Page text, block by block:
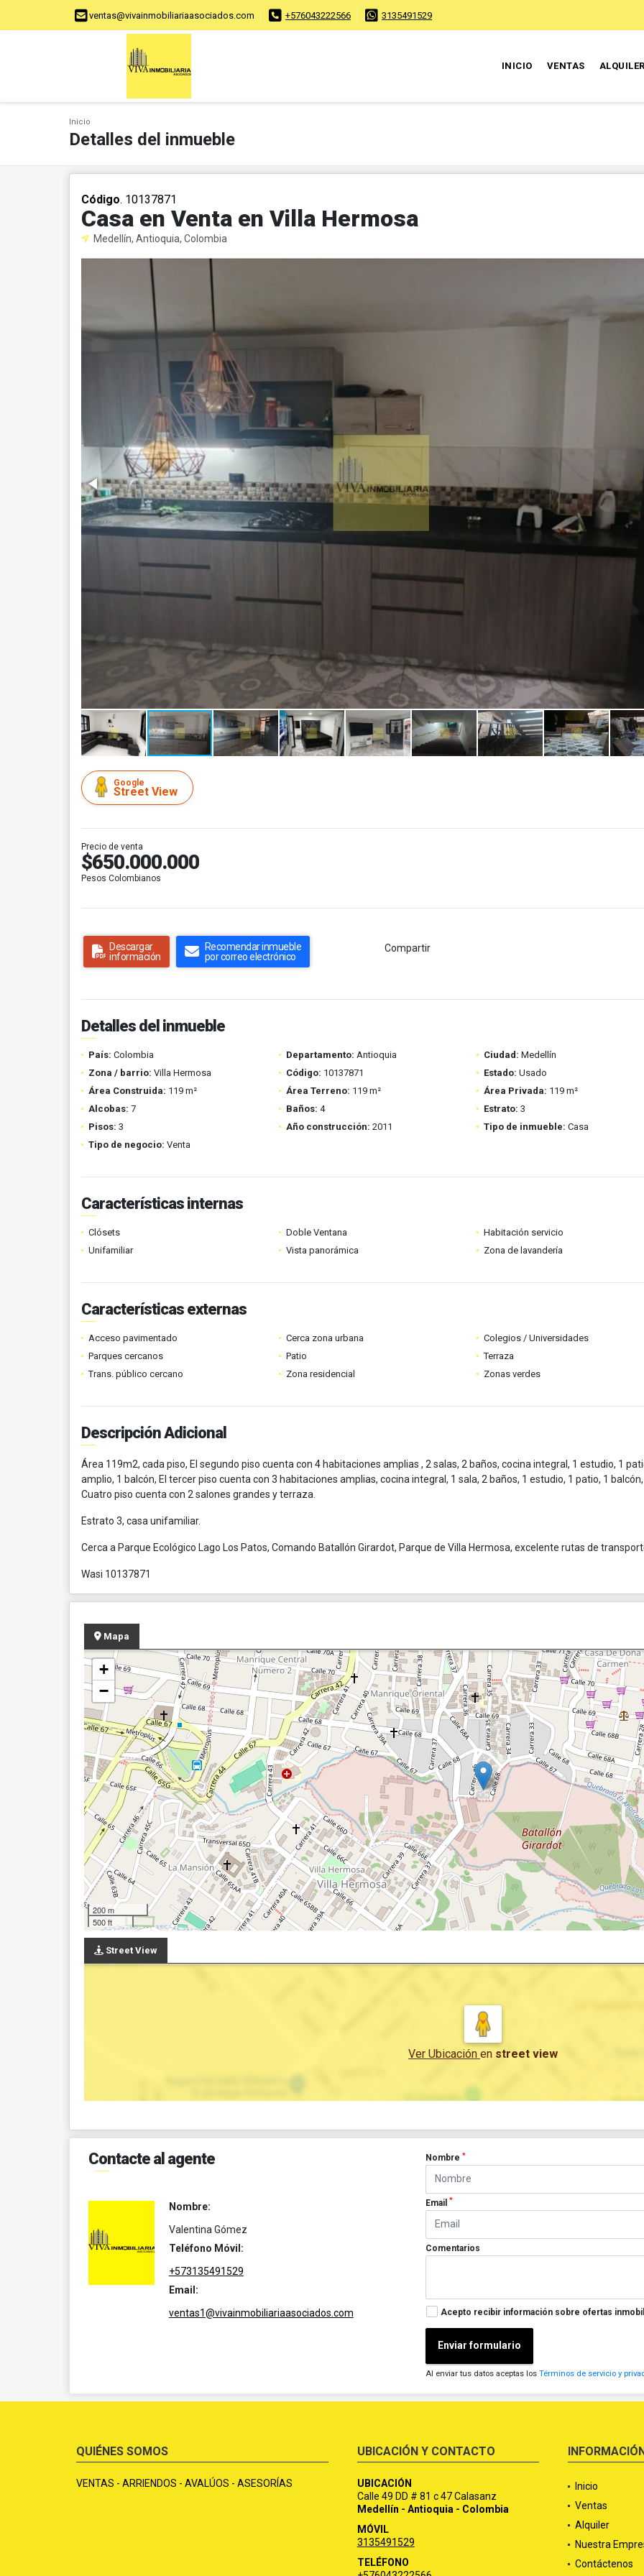
ventas@vivainmobiliariaasociados.com +576043222566 3135491529
INICIO VENTAS
Inicio
Detalles del inmueble
Código. 10137871
Casa en Venta en Villa Hermosa
Medellín, Antioquia, Colombia
Google
Street View
Precio de venta
$650.000.000
Pesos Colombianos
Descargar
información
Recomendar inmueble
por correo electrónico
Compartir
Detalles del inmueble
País: Colombia Departamento: Antioquia Ciudad: Medellín
Zona / barrio: Villa Hermosa Código: 10137871 Estado: Usado
Área Construida: 119 m² Área Terreno: 119 m² Área Privada: 119 m²
Alcobas: 7 Baños: 4 Estrato: 3
Pisos: 3 Año construcción: 2011 Tipo de inmueble: Casa
Tipo de negocio: Venta
Características internas
Clósets Doble Ventana
Habitación servicio
Unifamiliar
Vista panorámica Zona de lavandería
Características externas
Acceso pavimentado Cerca zona urbana
Colegios / Universidades
Parques cercanos
Patio
Terraza
Trans. público cercano
Zona residencial Zonas verdes
Descripción Adicional
Área 119m2, cada piso, El segundo piso cuenta con 4 habitaciones amplias , 2 salas, 2 baños, cocina integral, 1 estudio, 1
amplio, 1 balcón, El tercer piso cuenta con 3 habitaciones amplias, cocina integral, 1 sala, 2 baños, 1 estudio, 1 patio, 1 balcón,
Cuatro piso cuenta con 2 salones grandes y terraza.
Estrato 3, casa unifamiliar.
Cerca a Parque Ecológico Lago Los Patos, Comando Batallón Girardot, Parque de Villa Hermosa, excelente rutas de
Wasi 10137871
Mapa
+
−
200 m
500 ft
Street View
Ver Ubicación en street view
Contacte al agente
Nombre:
Valentina Gómez
Teléfono Móvil:
+573135491529
Email:
ventas1@vivainmobiliariaasociados.com
Nombre*
Email*
Comentarios
Acepto recibir información sobre ofertas
Enviar formulario
Al enviar tus datos aceptas losTérminos de servicio y
QUIÉNES SOMOS
VENTAS - ARRIENDOS - AVALÚOS - ASESORÍAS
UBICACIÓN Y CONTACTO
UBICACIÓN
Calle 49 DD # 81 c 47 Calasanz
Medellín - Antioquia - Colombia
MÓVIL
3135491529
TELÉFONO
Inicio
Ventas
Alquiler
Nuestra
Contáctenos